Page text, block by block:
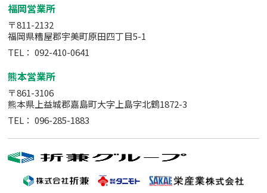
福岡営業所
〒811-2132
福岡県糟屋郡宇美町原田四丁目5-1
TEL：092-410-0641
熊本営業所
〒861-3106
熊本県上益城郡嘉島町大字上島字北鶴1872-3
TEL：096-285-1883